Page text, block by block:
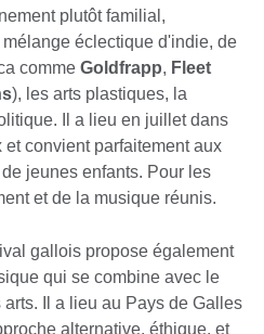
plutôt familial,
éclectique d'indie, de
comme Goldfrapp, Fleet
), les arts plastiques, la
Il a lieu en juillet dans
et convient parfaitement aux
jeunes enfants. Pour les
et de la musique réunis.
gallois propose également
qui se combine avec le
Il a lieu au Pays de Galles
alternative, éthique, et